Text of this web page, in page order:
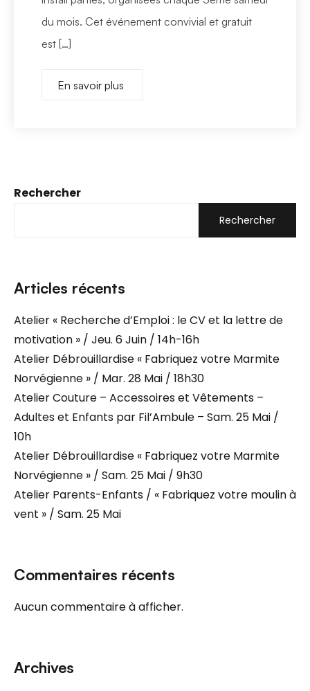
Rechercher
Rechercher
Articles récents
Atelier « Recherche d’Emploi : le CV et la lettre de
motivation » / Jeu. 6 Juin / 14h-16h
Atelier Débrouillardise « Fabriquez votre Marmite
Norvégienne » / Mar. 28 Mai / 18h30
Atelier Couture – Accessoires et Vêtements –
Adultes et Enfants par Fil’Ambule – Sam. 25 Mai /
10h
Atelier Débrouillardise « Fabriquez votre Marmite
Norvégienne » / Sam. 25 Mai / 9h30
Atelier Parents-Enfants / « Fabriquez votre moulin à
vent » / Sam. 25 Mai
Commentaires récents
Aucun commentaire à afficher.
Archives
du mois. Cet événement convivial et gratuit
est […]
En savoir plus